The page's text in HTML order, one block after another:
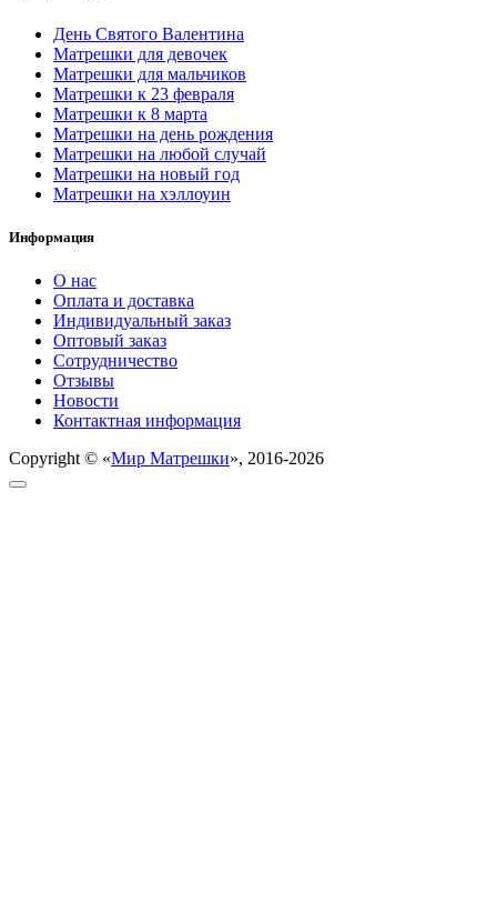
День Святого Валентина
Матрешки для девочек
Матрешки для мальчиков
Матрешки к 23 февраля
Матрешки к 8 марта
Матрешки на день рождения
Матрешки на любой случай
Матрешки на новый год
Матрешки на хэллоуин
Информация
О нас
Оплата и доставка
Индивидуальный заказ
Оптовый заказ
Сотрудничество
Отзывы
Новости
Контактная информация
Copyright © «Мир Матрешки», 2016-2026